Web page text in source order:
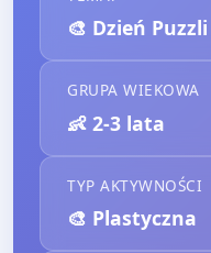
🎨 Dzień Puzzli
GRUPA WIEKOWA
👶 2-3 lata
TYP AKTYWNOŚCI
🎨 Plastyczna